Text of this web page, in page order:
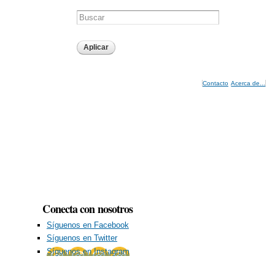
Contacto Acerca de...
Conecta con nosotros
Síguenos en Facebook
Síguenos en Twitter
Síguenos en Instagram